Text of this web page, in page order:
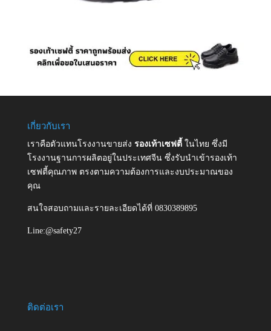
เกี่ยวกับเรา
เราคือตัวแทนโรงงานขายส่ง รองเท้าเซฟตี้ ในไทย ซึ่งมี
โรงงานฐานการผลิตอยู่ในประเทศจีน ซึ่งรับนำเข้ารองเท้า
เซฟตี้คุณภาพ ตรงตามความต้องการและงบประมาณของ
คุณ
สนใจสอบถามและรายละเอียดได้ที่ 0830389895
Line:@safety27
ติดต่อเรา